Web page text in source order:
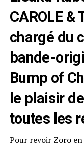
CAROLE &
chargé du
bande-
Bump of
le plaisir
toutes les
Pour revoir Zoro